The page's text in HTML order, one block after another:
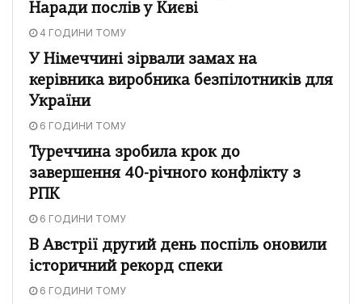
Наради послів у Києві
4 ГОДИНИ ТОМУ
У Німеччині зірвали замах на
керівника виробника безпілотників для
України
6 ГОДИНИ ТОМУ
Туреччина зробила крок до
завершення 40-річного конфлікту з
РПК
6 ГОДИНИ ТОМУ
В Австрії другий день поспіль оновили
історичний рекорд спеки
6 ГОДИНИ ТОМУ